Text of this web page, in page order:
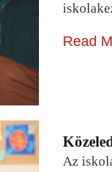
Read
Az